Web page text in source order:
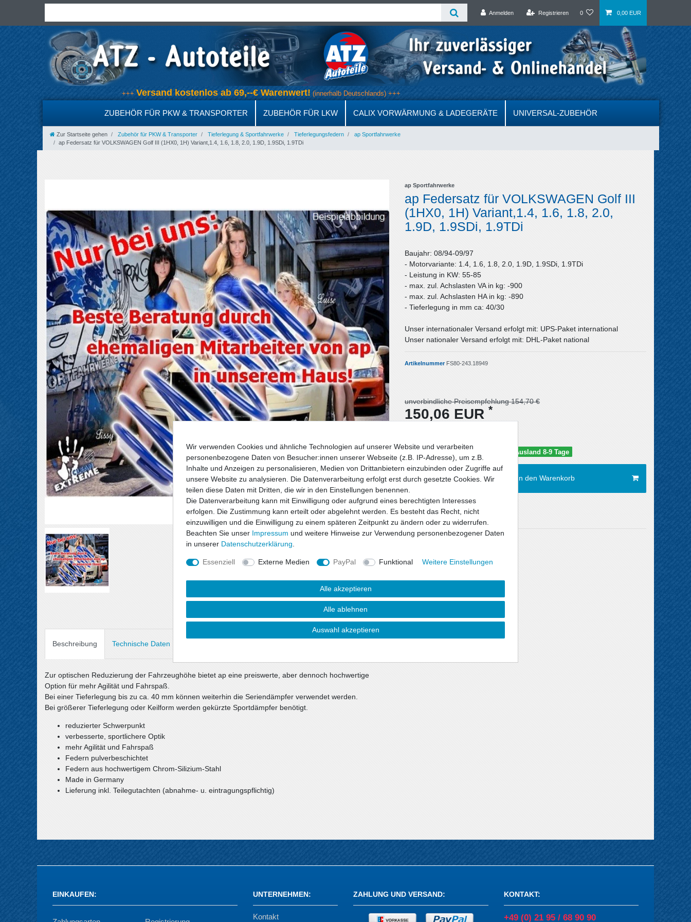
Anmelden Registrieren 0 0,00 EUR
+++Versand kostenlos ab 69,--€ Warenwert!(innerhalb Deutschlands) +++
ZUBEHÖR FÜR PKW & TRANSPORTER ZUBEHÖR FÜR LKW CALIX VORWÄRMUNG & LADEGERÄTE UNIVERSAL-ZUBEHÖR
Zur Startseite gehen Zubehör für PKW & Transporter Tieferlegung & Sportfahrwerke Tieferlegungsfedern
ap Sportfahrwerke
ap Federsatz für VOLKSWAGEN Golf III (1HX0, 1H) Variant,1.4, 1.6, 1.8, 2.0, 1.9D, 1.9SDi, 1.9TDi
ap Sportfahrwerke
ap Federsatz für VOLKSWAGEN Golf III
(1HX0, 1H) Variant,1.4, 1.6, 1.8, 2.0,
1.9D, 1.9SDi, 1.9TDi
Baujahr: 08/94-09/97
- Motorvariante: 1.4, 1.6, 1.8, 2.0, 1.9D, 1.9SDi, 1.9TDi
- Leistung in KW: 55-85
- max. zul. Achslasten VA in kg: -900
- max. zul. Achslasten HA in kg: -890
- Tieferlegung in mm ca: 40/30
Unser internationaler Versand erfolgt mit: UPS-Paket international
Unser nationaler Versand erfolgt mit: DHL-Paket national
Artikelnummer FS80-243.18949
unverbindliche Preisempfehlung 154,70 €
150,06 EUR *
Lieferzeit: Deutschland 5-6 Tage / Ausland 8-9 Tage
In den Warenkorb
Wunschliste
Beschreibung Technische Daten
Zur optischen Reduzierung der Fahrzeughöhe bietet ap eine preiswerte, aber dennoch hochwertige
Option für mehr Agilität und Fahrspaß.
Bei einer Tieferlegung bis zu ca. 40 mm können weiterhin die Seriendämpfer verwendet werden.
Bei größerer Tieferlegung oder Keilform werden gekürzte Sportdämpfer benötigt.
reduzierter Schwerpunkt
verbesserte, sportlichere Optik
mehr Agilität und Fahrspaß
Federn pulverbeschichtet
Federn aus hochwertigem Chrom-Silizium-Stahl
Made in Germany
Lieferung inkl. Teilegutachten (abnahme- u. eintragungspflichtig)
EINKAUFEN: UNTERNEHMEN:
Kontakt
ZAHLUNG UND VERSAND: KONTAKT:
+49 (0) 21 95 / 68 90 90
Wir verwenden Cookies und ähnliche Technologien auf unserer Website und verarbeiten
personenbezogene Daten von Besucher:innen unserer Webseite (z.B. IP-Adresse), um z.B.
Inhalte und Anzeigen zu personalisieren, Medien von Drittanbietern einzubinden oder Zugriffe auf
unsere Website zu analysieren. Die Datenverarbeitung erfolgt erst durch gesetzte Cookies. Wir
teilen diese Daten mit Dritten, die wir in den Einstellungen benennen.
Die Datenverarbeitung kann mit Einwilligung oder aufgrund eines berechtigten Interesses
erfolgen. Die Zustimmung kann erteilt oder abgelehnt werden. Es besteht das Recht, nicht
einzuwilligen und die Einwilligung zu einem späteren Zeitpunkt zu ändern oder zu widerrufen.
Beachten Sie unser Impressum und weitere Hinweise zur Verwendung personenbezogener Daten
in unserer Daten­schutz­erklärung
Essenziell Externe Medien PayPal Funktional Weitere Einstellungen
Alle akzeptieren
Alle ablehnen
Auswahl akzeptieren